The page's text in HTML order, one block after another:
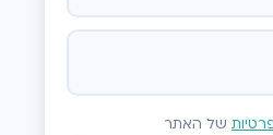
של האתר